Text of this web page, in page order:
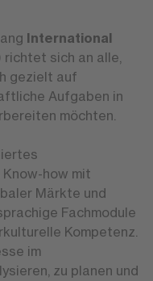
International
richtet sich an alle,
gezielt auf
Aufgaben in
möchten.
how mit
Märkte und
Fachmodule
Kompetenz.
im
zu planen und